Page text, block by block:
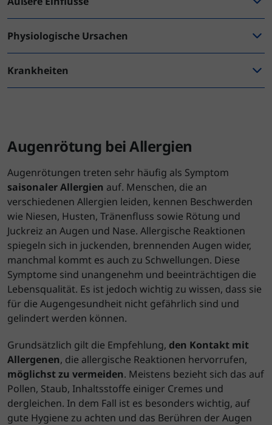
Physiologische Ursachen
Krankheiten
Augenrötung bei Allergien
Augenrötungen treten sehr häufig als Symptom
saisonaler Allergien auf. Menschen, die an
verschiedenen Allergien leiden, kennen Beschwerden
wie Niesen, Husten, Tränenfluss sowie Rötung und
Juckreiz an Augen und Nase. Allergische Reaktionen
spiegeln sich in juckenden, brennenden Augen wider,
manchmal kommt es auch zu Schwellungen. Diese
Symptome sind unangenehm und beeinträchtigen die
Lebensqualität. Es ist jedoch wichtig zu wissen, dass sie
für die Augengesundheit nicht gefährlich sind und
gelindert werden können.
Grundsätzlich gilt die Empfehlung, den Kontakt mit
Allergenen, die allergische Reaktionen hervorrufen,
möglichst zu vermeiden. Meistens bezieht sich das auf
Pollen, Staub, Inhaltsstoffe einiger Cremes und
dergleichen. In dem Fall ist es besonders wichtig, auf
gute Hygiene zu achten und das Berühren der Augen